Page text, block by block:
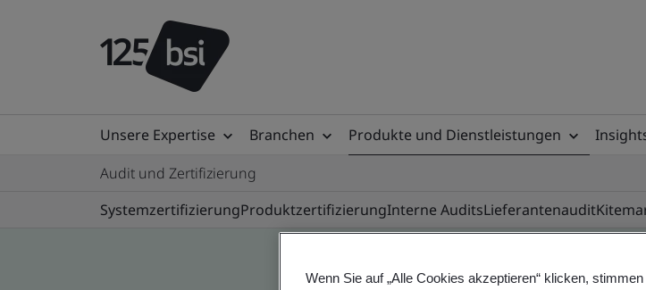
Unsere Expertise Branchen Produkte und Dienstleistungen
Audit und Zertifizierung
SystemzertifizierungProduktzertifizierungInterne AuditsLieferantenaudit
Wenn Sie auf „Alle Cookies akzeptieren“ klicken,